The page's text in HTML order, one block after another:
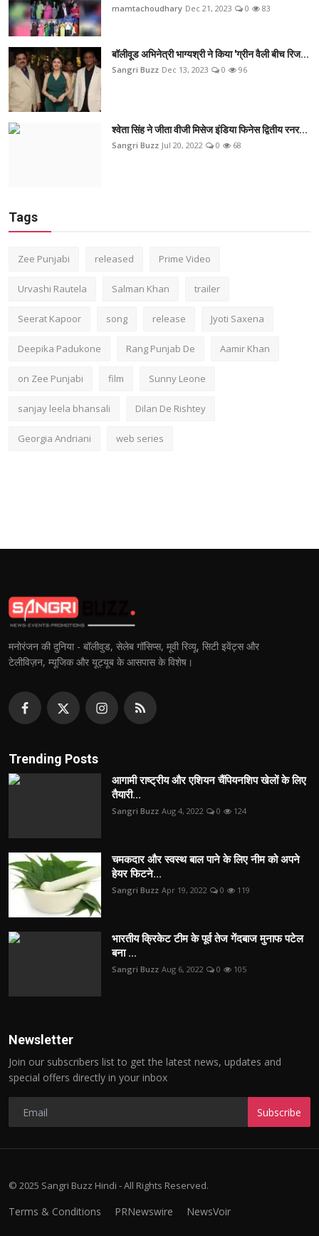
mamtachoudhary Dec 21, 2023 0 83
बॉलीवूड अभिनेत्री भाग्यश्री ने किया 'ग्रीन वैली बीच रिज...
Sangri Buzz Dec 13, 2023 0 96
श्वेता सिंह ने जीता वीजी मिसेज इंडिया फिनेस द्वितीय रनर...
Sangri Buzz Jul 20, 2022 0 68
Tags
Zee Punjabi released Prime Video
Urvashi Rautela Salman Khan trailer
Seerat Kapoor song release Jyoti Saxena
Deepika Padukone Rang Punjab De Aamir Khan
on Zee Punjabi film Sunny Leone
sanjay leela bhansali Dilan De Rishtey
Georgia Andriani web series
मनोरंजन की दुनिया - बॉलीवुड, सेलेब गॉसिप्स, मूवी रिव्यू, सिटी इवेंट्स और
टेलीविज़न, म्यूजिक और यूट्यूब के आसपास के विशेष।
Trending Posts
आगामी राष्ट्रीय और एशियन चैंपियनशिप खेलों के लिए
तैयारी...
Sangri Buzz Aug 4, 2022 0 124
चमकदार और स्वस्थ बाल पाने के लिए नीम को अपने
हेयर फिटने...
Sangri Buzz Apr 19, 2022 0 119
भारतीय क्रिकेट टीम के पूर्व तेज गेंदबाज मुनाफ पटेल
बना ...
Sangri Buzz Aug 6, 2022 0 105
Newsletter
Join our subscribers list to get the latest news, updates and
special offers directly in your inbox
Subscribe
© 2025 Sangri Buzz Hindi - All Rights Reserved.
Terms & Conditions PRNewswire NewsVoir